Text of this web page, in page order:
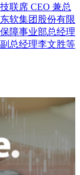
联席 CEO 兼总
软集团股份有限
障事业部总经理
总经理李文胜等